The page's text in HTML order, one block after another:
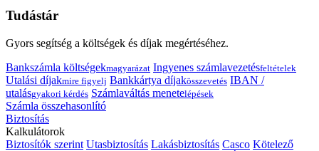
Tudástár
Gyors segítség a költségek és díjak megértéséhez.
Bankszámla költségekmagyarázat Ingyenes számlavezetésfeltételek
Utalási díjakmire figyelj Bankkártya díjakösszevetés IBAN /
utalásgyakori kérdés Számlaváltás menetelépések
Számla összehasonlító
Biztosítás
Kalkulátorok
Biztosítók szerint Utasbiztosítás Lakásbiztosítás Casco Kötelező